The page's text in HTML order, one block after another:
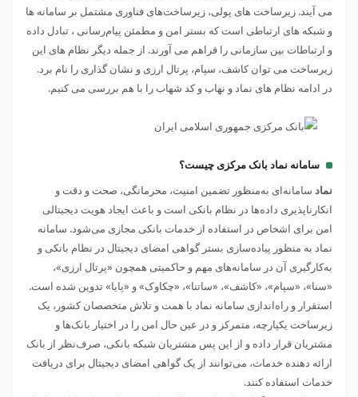
می آیند. زیرساخت های پولی، زيرساخت‌های فناوری مشتمل بر سامانه ها
و شبکه های ارتباطی است که بستر امن و مطمئن پيام‌رسانی ، تبادل داده
و ارتباطات بين سازمانی را فراهم می​ آورند. از جمله دیگر نظام های این
زیرساخت می توان کاشف، سپام، پرتال ارزی و نشان گذاری را نام برد.
در ادامه نظام های نماد و نهاب و کد شهاب را با هم بررسی می کنیم.
سامانه نماد بانک مرکزی چیست؟
نماد سامانه‌ای به‌منظور تضمین امنیت، محرمانگی، صحت و دقت و
انکارناپذیری داده‌ها در نظام بانکی است و باعث ایجاد هویت دیجیتالی
امن برای اشخاص در استفاده از خدمات بانکی مجازی می‌شود. سامانه
نماد به‌ منظور پیاده‌سازی بستر گواهی امضای دیجیتال در نظام بانکی و
به‌کارگیری آن در سامانه‌های مهم و حاکمیتی همچون «پرتال ارزی»،
«سنا»، «سپام»، «کاشف»، «ساتنا»، «چکاوک» و «پایا» تدوین شده است.
استقرار و راه‌اندازی سامانه نماد با همت و تلاش متخصصان کشور، یک
زیرساخت یکپارچه، متمرکز و در عین حال امن را در اختیار بانک‌ها و
مشتریان قرار داده و از این پس مشتریان شبکه بانکی، صرف‌نظر از بانک
ارائه دهنده خدمات، می‌توانند از یک گواهی امضای دیجیتال برای دریافت
خدمات استفاده کنند.